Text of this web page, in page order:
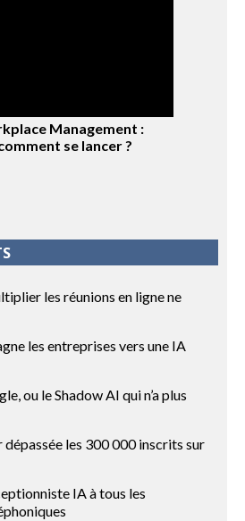
Management :
se lancer ?
les réunions en ligne ne
les entreprises vers une IA
ou le Shadow AI qui n’a plus
les 300 000 inscrits sur
IA à tous les